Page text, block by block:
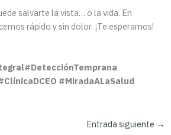
salvarte la vista… o la vida. En
rápido y sin dolor. ¡Te esperamos!
#MiradaALaSalud
Entrada siguiente →